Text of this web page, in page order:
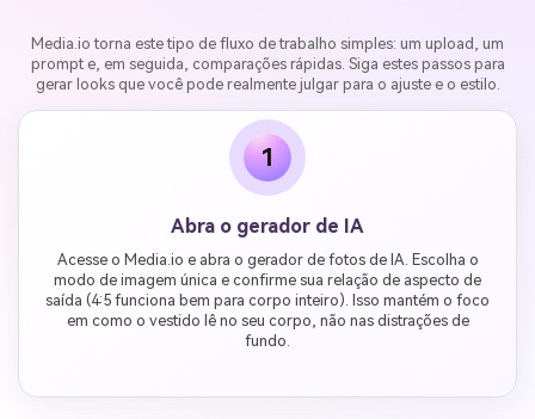
Media.io torna este tipo de fluxo de trabalho simples: um upload, um
prompt e, em seguida, comparações rápidas. Siga estes passos para
gerar looks que você pode realmente julgar para o ajuste e o estilo.
1
Abra o gerador de IA
Acesse o Media.io e abra o gerador de fotos de IA. Escolha o
modo de imagem única e confirme sua relação de aspecto de
saída (4:5 funciona bem para corpo inteiro). Isso mantém o foco
em como o vestido lê no seu corpo, não nas distrações de
fundo.